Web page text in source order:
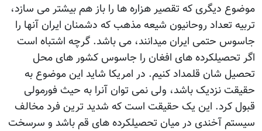
موضوع دیگری که تقصیر هزاره ها را باز هم بیشتر می سازد،
تربیه تعداد روحانیون شیعه مذهب که دشمنان ایران آنها را
جاسوس حتمی ایران میدانند، می باشد. گرچه اشتباه است
اگر تحصیلکرده های افغان را جاسوس کشور های محل
تحصیل شان قلمداد کنیم. در امریکا شاید این موضوع به
حقیقت نزدیک باشد، ولی نمی توان آنرا به حیث فورمولی
قبول کرد. این یک حقیقت است که شدید ترین فرد مخالف
سیستم آخندی در میان تحصیلکرده های قم باشد و سرسخت